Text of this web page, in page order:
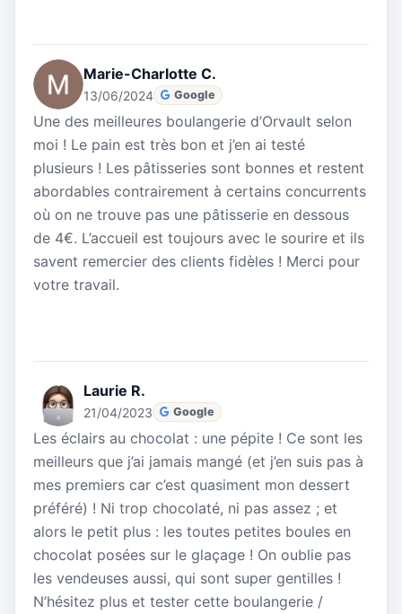
Marie-Charlotte C.
13/06/2024 Google
Une des meilleures boulangerie d’Orvault selon
moi ! Le pain est très bon et j’en ai testé
plusieurs ! Les pâtisseries sont bonnes et restent
abordables contrairement à certains concurrents
où on ne trouve pas une pâtisserie en dessous
de 4€. L’accueil est toujours avec le sourire et ils
savent remercier des clients fidèles ! Merci pour
votre travail.
Laurie R.
21/04/2023 Google
Les éclairs au chocolat : une pépite ! Ce sont les
meilleurs que j’ai jamais mangé (et j’en suis pas à
mes premiers car c’est quasiment mon dessert
préféré) ! Ni trop chocolaté, ni pas assez ; et
alors le petit plus : les toutes petites boules en
chocolat posées sur le glaçage ! On oublie pas
les vendeuses aussi, qui sont super gentilles !
N’hésitez plus et tester cette boulangerie /